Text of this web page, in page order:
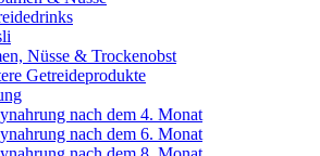
Nüsse & Trockenobst
Getreideprodukte
nach dem 4. Monat
nach dem 6. Monat